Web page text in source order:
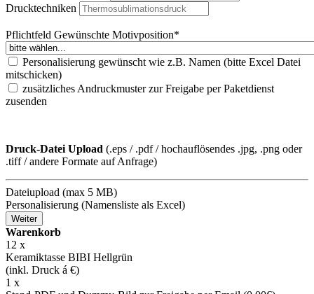
Drucktechniken
Pflichtfeld Gewünschte Motivposition*
Personalisierung gewünscht wie z.B. Namen (bitte Excel Datei
mitschicken)
zusätzliches Andruckmuster zur Freigabe per Paketdienst
zusenden
Druck-Datei Upload (.eps / .pdf / hochauflösendes .jpg, .png oder
.tiff / andere Formate auf Anfrage)
Dateiupload (max 5 MB)
Personalisierung (Namensliste als Excel)
Weiter
Warenkorb
12 x
Keramiktasse BIBI Hellgrün
(inkl. Druck á €)
1 x